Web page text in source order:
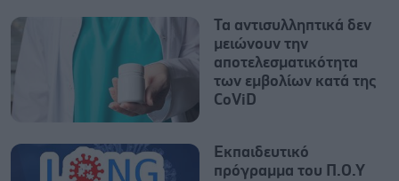
Τα αντισυλληπτικά δεν
μειώνουν την
αποτελεσματικότητα
των εμβολίων κατά της
CοViD
Εκπαιδευτικό
πρόγραμμα του Π.Ο.Υ